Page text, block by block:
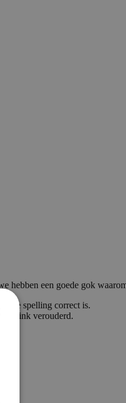
hebben een goede gok
de spelling correct is.
de link verouderd.